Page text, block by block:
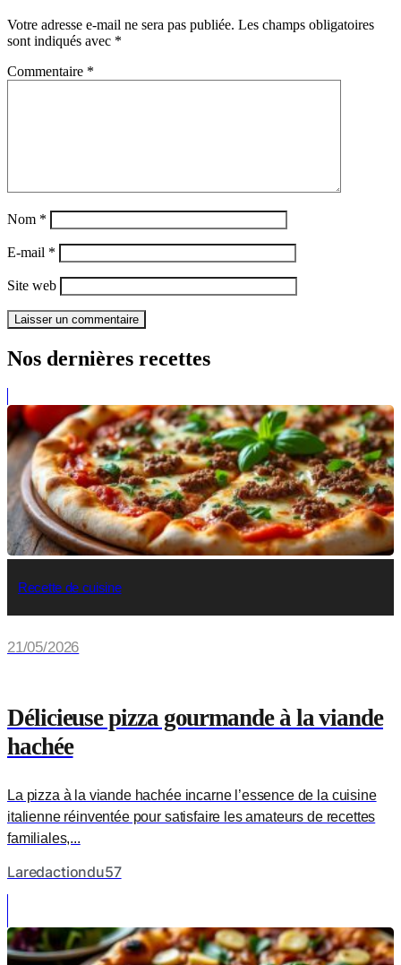
Votre adresse e-mail ne sera pas publiée. Les champs obligatoires
sont indiqués avec *
Commentaire *
Nom *
E-mail *
Site web
Nos dernières recettes
Recette de cuisine
21/05/2026
Délicieuse pizza gourmande à la viande
hachée
La pizza à la viande hachée incarne l’essence de la cuisine
italienne réinventée pour satisfaire les amateurs de recettes
familiales,...
Laredactiondu57